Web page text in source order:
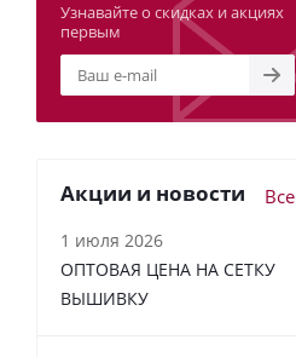
Узнавайте о скидках и акциях
первым
Акции и новости Все
1 июля 2026
ОПТОВАЯ ЦЕНА НА СЕТКУ
ВЫШИВКУ